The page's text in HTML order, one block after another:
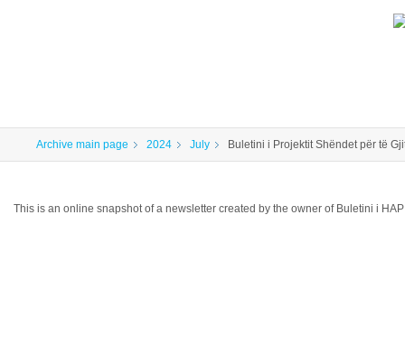
Archive main page 2024 July Buletini i Projektit Shëndet për të
This is an online snapshot of a newsletter created by the owner of Buletini i